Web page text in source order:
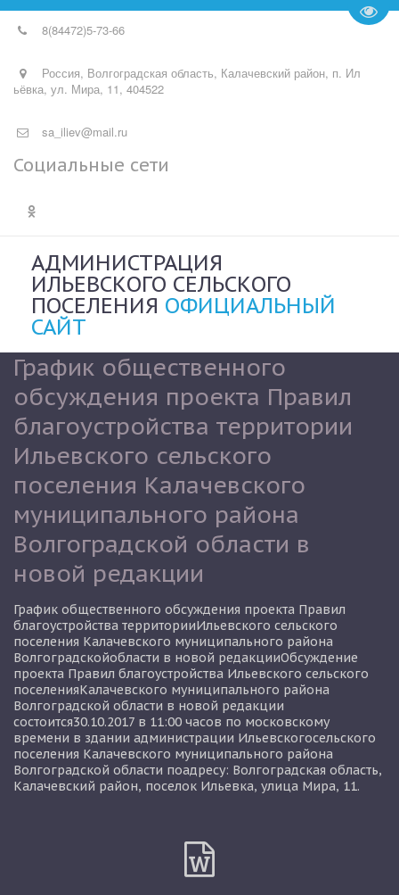
8(84472)5-73-66
Россия, Волгоградская область, Калачевский район, п. Ил
ьёвка, ул. Мира, 11, 404522
sa_iliev@mail.ru
Социальные сети
АДМИНИСТРАЦИЯ
ИЛЬЕВСКОГО СЕЛЬСКОГО
ПОСЕЛЕНИЯ ОФИЦИАЛЬНЫЙ
САЙТ
График общественного
обсуждения проекта Правил
благоустройства территории
Ильевского сельского
поселения Калачевского
муниципального района
Волгоградской области в
новой редакции
График общественного обсуждения проекта Правил
благоустройства территорииИльевского сельского
поселения Калачевского муниципального района
Волгоградскойобласти в новой редакцииОбсуждение
проекта Правил благоустройства Ильевского сельского
поселенияКалачевского муниципального района
Волгоградской области в новой редакции
состоится30.10.2017 в 11:00 часов по московскому
времени в здании администрации Ильевскогосельского
поселения Калачевского муниципального района
Волгоградской области поадресу: Волгоградская область,
Калачевский район, поселок Ильевка, улица Мира, 11.